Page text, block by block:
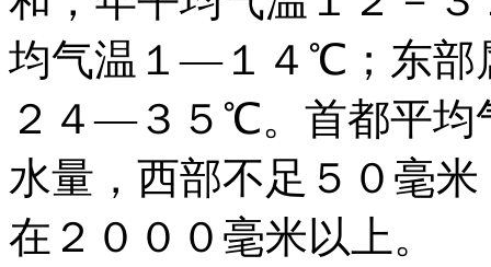
均气温１—１４℃；东部
２４—３５℃。首都平
水量，西部不足５０毫
在２０００毫米以上。